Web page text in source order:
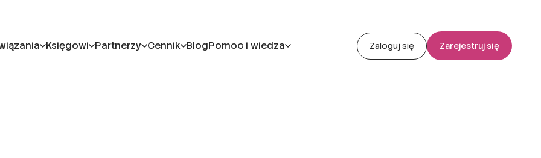
Księgowi Partnerzy Cennik BlogPomoc i wiedza Zaloguj się Zarejestruj się